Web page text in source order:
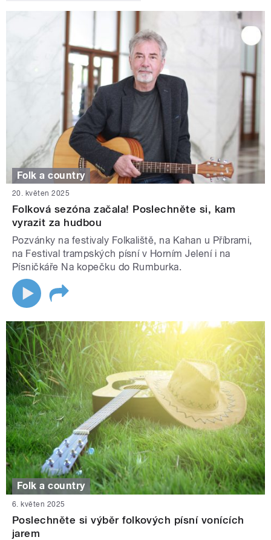
Folk a country
20. květen 2025
Folková sezóna začala! Poslechněte si, kam
vyrazit za hudbou
Pozvánky na festivaly Folkaliště, na Kahan u Příbrami,
na Festival trampských písní v Horním Jelení i na
Písničkáře Na kopečku do Rumburka.
Folk a country
6. květen 2025
Poslechněte si výběr folkových písní vonících
jarem